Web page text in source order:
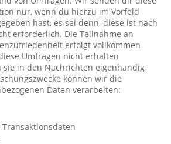
nur, wenn du hierzu im Vorfeld
hast, es sei denn, diese ist nach
erforderlich. Die Teilnahme an
erfolgt vollkommen
Umfragen nicht erhalten
sie in den Nachrichten eigenhändig
können wir die
Daten verarbeiten: